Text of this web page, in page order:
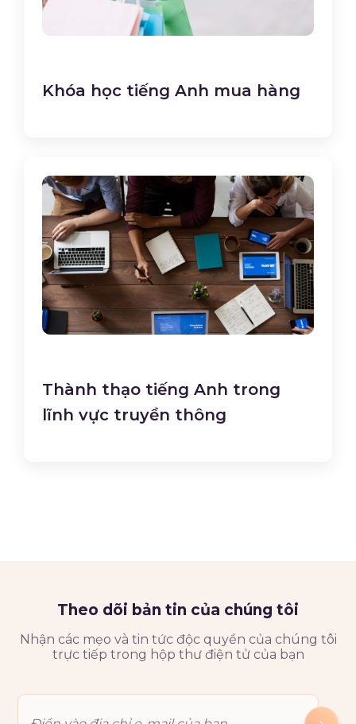
Khóa học tiếng Anh mua hàng
Thành thạo tiếng Anh trong
lĩnh vực truyền thông
Theo dõi bản tin của chúng tôi
Nhận các mẹo và tin tức độc quyền của chúng tôi
trực tiếp trong hộp thư điện tử của bạn